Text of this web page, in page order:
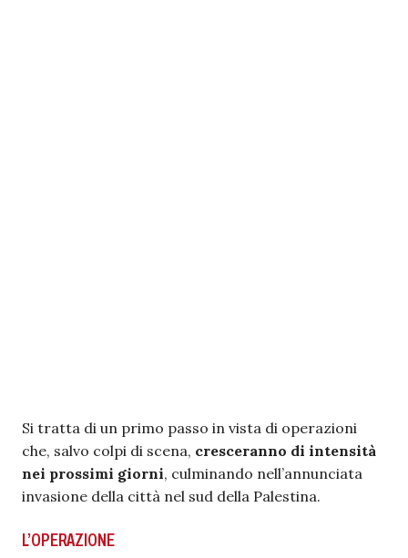
Si tratta di un primo passo in vista di operazioni
che, salvo colpi di scena, cresceranno di intensità
nei prossimi giorni, culminando nell’annunciata
invasione della città nel sud della Palestina.
L’OPERAZIONE